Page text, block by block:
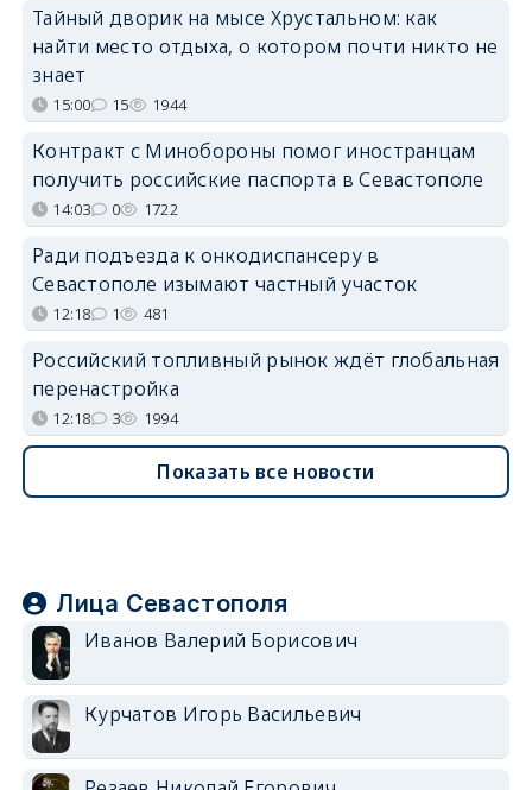
Тайный дворик на мысе Хрустальном: как
найти место отдыха, о котором почти никто не
знает
15:00 15 1944
Контракт с Минобороны помог иностранцам
получить российские паспорта в Севастополе
14:03 0 1722
Ради подъезда к онкодиспансеру в
Севастополе изымают частный участок
12:18 1 481
Российский топливный рынок ждёт глобальная
перенастройка
12:18 3 1994
Показать все новости
Лица Севастополя
Иванов Валерий Борисович
Курчатов Игорь Васильевич